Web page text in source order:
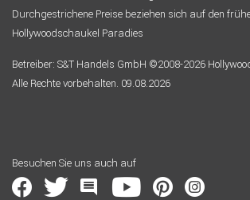
Durchgestrichene Preise beziehen sich auf den
Hollywoodschaukel Paradies
Betreiber: S&T Handels GmbH ©2008-2026
Alle Rechte vorbehalten. 09.08.2026
Besuchen Sie uns auch auf